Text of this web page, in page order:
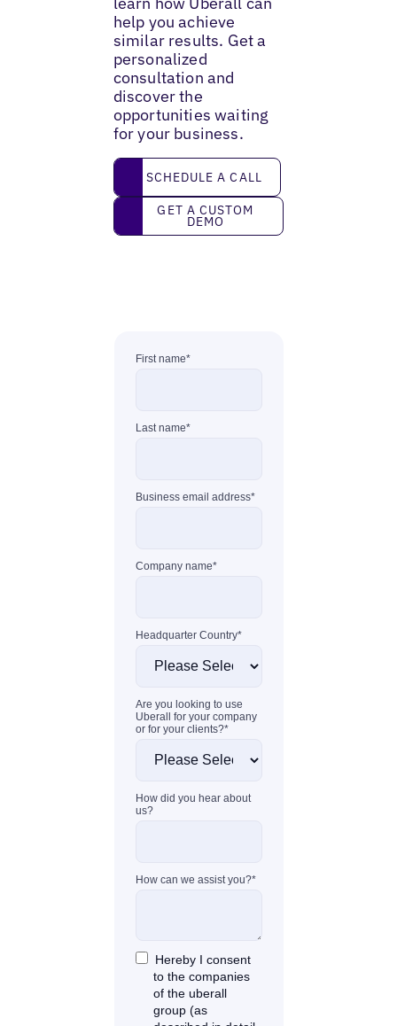
help you achieve
similar results. Get a
personalized
consultation and
discover the
opportunities waiting
for your business.
Schedule a call
SCHEDULE A CALL
Get a custom demo
GET A CUSTOM
DEMO